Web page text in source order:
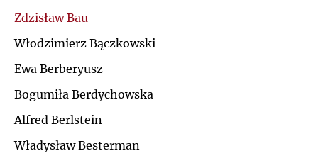
L
Zdzisław Bau
Włodzimierz Bączkowski
Ewa Berberyusz
Bogumiła Berdychowska
Alfred Berlstein
Władysław Besterman